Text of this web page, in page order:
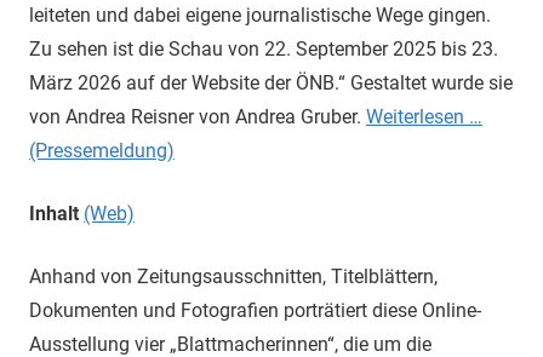
leiteten und dabei eigene journalistische Wege gingen.
Zu sehen ist die Schau von 22. September 2025 bis 23.
März 2026 auf der Website der ÖNB.“ Gestaltet wurde sie
von Andrea Reisner von Andrea Gruber. Weiterlesen …
(Pressemeldung)
Inhalt (Web)
Anhand von Zeitungsausschnitten, Titelblättern,
Dokumenten und Fotografien porträtiert diese Online-
Ausstellung vier „Blattmacherinnen“, die um die